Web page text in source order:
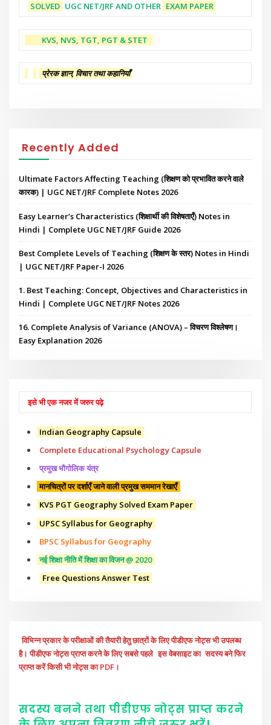
SOLVED UGC NET/JRF AND OTHER EXAM PAPER
KVS, NVS, TGT, PGT & STET
प्रेरक ज्ञान, विचार तथा कहानियाँ
Recently Added
Ultimate Factors Affecting Teaching (शिक्षण को प्रभावित करने वाले
कारक) | UGC NET/JRF Complete Notes 2026
Easy Learner’s Characteristics (शिक्षार्थी की विशेषताएँ) Notes in
Hindi | Complete UGC NET/JRF Guide 2026
Best Complete Levels of Teaching (शिक्षण के स्तर) Notes in Hindi
| UGC NET/JRF Paper-I 2026
1. Best Teaching: Concept, Objectives and Characteristics in
Hindi | Complete UGC NET/JRF Notes 2026
16. Complete Analysis of Variance (ANOVA) – विचरण विश्लेषण।
Easy Explanation 2026
इसे भी एक नजर में जरुर पढ़े
Indian Geography Capsule
Complete Educational Psychology Capsule
प्रमुख भौगोलिक यंत्र
मानचित्रों पर दर्शाएँ जाने वाली प्रमुख सममान रेखाएँ
KVS PGT Geography Solved Exam Paper
UPSC Syllabus for Geography
BPSC Syllabus for Geography
नई शिक्षा नीति में शिक्षा का विजन @ 2020
Free Questions Answer Test
विभिन्न प्रकार के परीक्षाओं की तैयारी हेतु छात्रों के लिए पीडीएफ नोट्स भी उपलब्ध
है। पीडीएफ नोट्स प्राप्त करने के लिए सबसे पहले इस वेबसाइट का सदस्य बने फिर
प्राप्त करें किसी भी नोट्स का PDF।
सदस्य बनने तथा पीडीएफ नोट्स प्राप्त करने